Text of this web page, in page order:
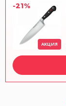
-21%
АКЦИЯ